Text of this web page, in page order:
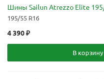
Шины Sailun Atrezzo Elite
195/55 R16
4 390₽
В корзину